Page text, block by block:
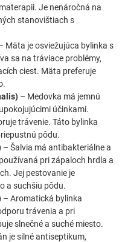
Je nenáročná na
stanovištiach s
Mäta je osviežujúca bylinka s
sa na tráviace problémy,
ciest. Mäta preferuje
– Medovka má jemnú
účinkami.
trávenie. Táto bylinka
pôdu.
– Šalvia má antibakteriálne a
pri zápaloch hrdla a
Jej pestovanie je
a suchšiu pôdu.
– Aromatická bylinka
trávenia a pri
slnečné a suché miesto.
je silné antiseptikum,